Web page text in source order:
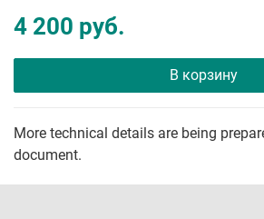
4 200 руб.
В корзину
More technical details are being
document.